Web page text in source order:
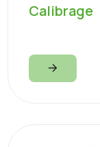
Calibrage